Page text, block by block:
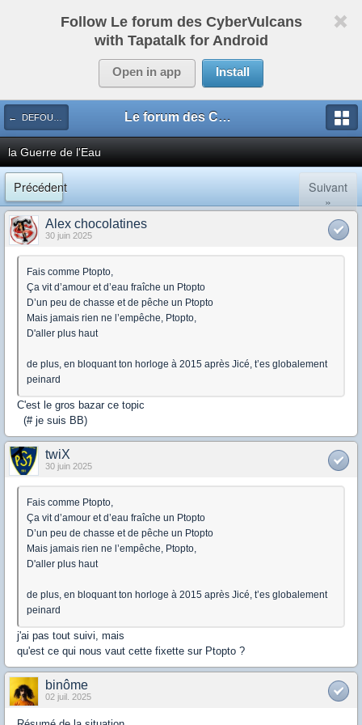
Follow Le forum des CyberVulcans
with Tapatalk for Android
Open in app Install
← DEFOULOIR Le forum des CyberVulcans
la Guerre de l'Eau
Précédent
Suivant
»
Alex chocolatines
30 juin 2025
Fais comme Ptopto,
Ça vit d’amour et d’eau fraîche un Ptopto
D’un peu de chasse et de pêche un Ptopto
Mais jamais rien ne l’empêche, Ptopto,
D'aller plus haut
de plus, en bloquant ton horloge à 2015 après Jicé, t’es globalement
peinard
C'est le gros bazar ce topic
(# je suis BB)
twiX
30 juin 2025
Fais comme Ptopto,
Ça vit d’amour et d’eau fraîche un Ptopto
D’un peu de chasse et de pêche un Ptopto
Mais jamais rien ne l’empêche, Ptopto,
D'aller plus haut
de plus, en bloquant ton horloge à 2015 après Jicé, t’es globalement
peinard
j'ai pas tout suivi, mais
qu'est ce qui nous vaut cette fixette sur Ptopto ?
binôme
02 juil. 2025